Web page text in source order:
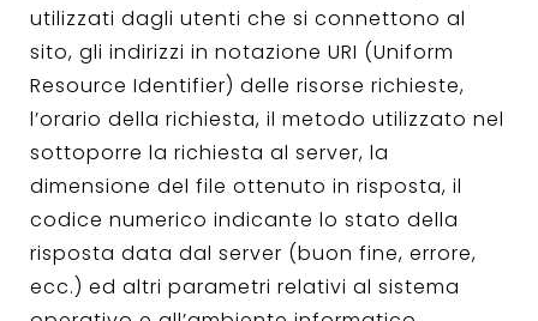
utilizzati dagli utenti che si connettono al
sito, gli indirizzi in notazione URI (Uniform
Resource Identifier) delle risorse richieste,
l’orario della richiesta, il metodo utilizzato nel
sottoporre la richiesta al server, la
dimensione del file ottenuto in risposta, il
codice numerico indicante lo stato della
risposta data dal server (buon fine, errore,
ecc.) ed altri parametri relativi al sistema